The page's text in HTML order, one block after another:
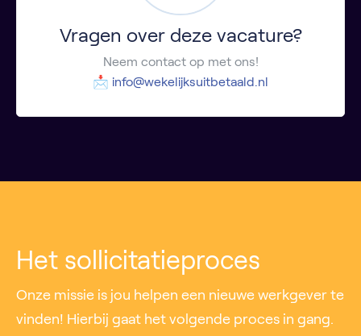
Vragen over deze vacature?
Neem contact op met ons!
📩 info@wekelijksuitbetaald.nl
Het sollicitatieproces
Onze missie is jou helpen een nieuwe werkgever te
vinden! Hierbij gaat het volgende proces in gang.